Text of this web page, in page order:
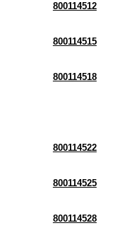
800114512
800114515
800114518
800114522
800114525
800114528